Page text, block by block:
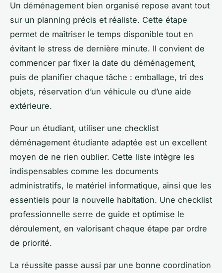
Un déménagement bien organisé repose avant tout
sur un planning précis et réaliste. Cette étape
permet de maîtriser le temps disponible tout en
évitant le stress de dernière minute. Il convient de
commencer par fixer la date du déménagement,
puis de planifier chaque tâche : emballage, tri des
objets, réservation d’un véhicule ou d’une aide
extérieure.
Pour un étudiant, utiliser une checklist
déménagement étudiante adaptée est un excellent
moyen de ne rien oublier. Cette liste intègre les
indispensables comme les documents
administratifs, le matériel informatique, ainsi que les
essentiels pour la nouvelle habitation. Une checklist
professionnelle serre de guide et optimise le
déroulement, en valorisant chaque étape par ordre
de priorité.
La réussite passe aussi par une bonne coordination